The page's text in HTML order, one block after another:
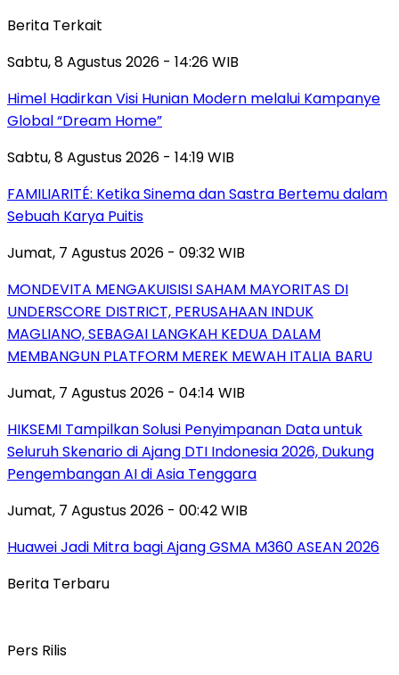
Berita Terkait
Sabtu, 8 Agustus 2026 - 14:26 WIB
Himel Hadirkan Visi Hunian Modern melalui Kampanye
Global “Dream Home”
Sabtu, 8 Agustus 2026 - 14:19 WIB
FAMILIARITÉ: Ketika Sinema dan Sastra Bertemu dalam
Sebuah Karya Puitis
Jumat, 7 Agustus 2026 - 09:32 WIB
MONDEVITA MENGAKUISISI SAHAM MAYORITAS DI
UNDERSCORE DISTRICT, PERUSAHAAN INDUK
MAGLIANO, SEBAGAI LANGKAH KEDUA DALAM
MEMBANGUN PLATFORM MEREK MEWAH ITALIA BARU
Jumat, 7 Agustus 2026 - 04:14 WIB
HIKSEMI Tampilkan Solusi Penyimpanan Data untuk
Seluruh Skenario di Ajang DTI Indonesia 2026, Dukung
Pengembangan AI di Asia Tenggara
Jumat, 7 Agustus 2026 - 00:42 WIB
Huawei Jadi Mitra bagi Ajang GSMA M360 ASEAN 2026
Berita Terbaru
Pers Rilis